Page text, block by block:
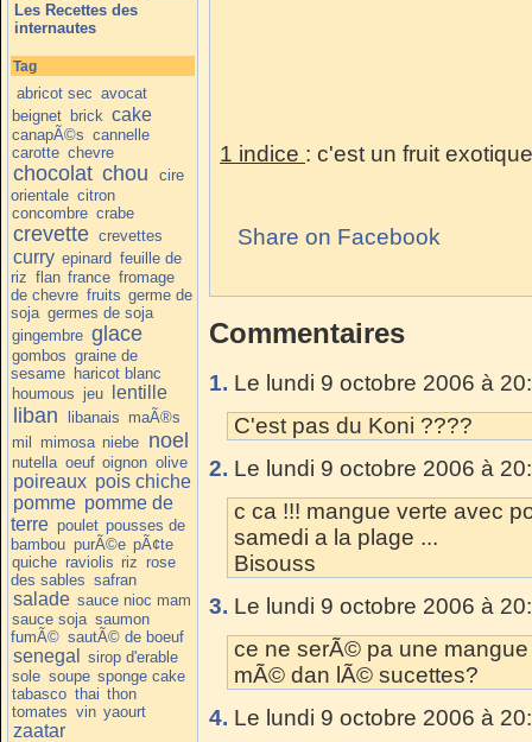
Les Recettes des
internautes
Tag
abricot sec avocat
beignet brick cake
canapÃ©s cannelle
carotte chevre
chocolat chou
cire
orientale citron
concombre crabe
crevette crevettes
curry epinard feuille de
riz flan france fromage
de chevre fruits germe de
soja germes de soja
gingembre glace
gombos graine de
sesame haricot blanc
houmous jeu lentille
liban libanais maÃ®s
mil mimosa niebe noel
nutella oeuf oignon olive
poireaux pois chiche
pomme pomme de
terre poulet pousses de
bambou purÃ©e pÃ¢te
quiche raviolis riz rose
des sables safran
salade sauce nioc mam
sauce soja saumon
fumÃ© sautÃ© de boeuf
senegal
sirop d'erable
sole soupe sponge cake
tabasco thai thon
tomates vin yaourt
zaatar
1 indice : c'est un fruit exotique
Share on Facebook
Commentaires
1. Le lundi 9 octobre 2006 à
C'est pas du Koni ????
2. Le lundi 9 octobre 2006 à
c ca !!! mangue verte avec
samedi a la plage ...
Bisouss
3. Le lundi 9 octobre 2006 à
ce ne serÃ© pa une
mÃ© dan lÃ© sucettes?
4. Le lundi 9 octobre 2006 à